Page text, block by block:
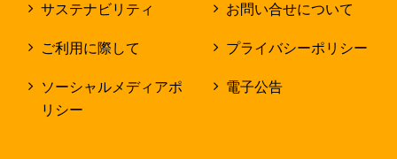
サステナビリティ お問い合せについて
ご利用に際して プライバシーポリシー
ソーシャルメディアポ
リシー
電子公告